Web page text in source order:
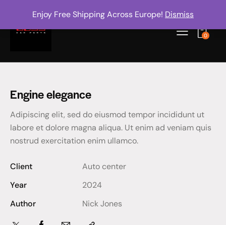
0
Engine elegance
Adipiscing elit, sed do eiusmod tempor incididunt ut
labore et dolore magna aliqua. Ut enim ad veniam quis
nostrud exercitation enim ullamco.
Client
Auto center
Year
2024
Author
Nick Jones
Enjoy Free Shipping Across Europe! Dismiss